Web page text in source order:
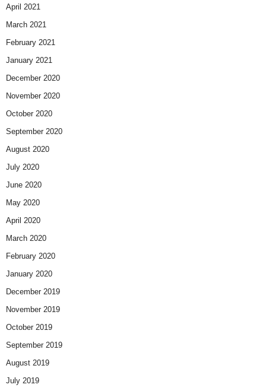
April 2021
March 2021
February 2021
January 2021
December 2020
November 2020
October 2020
September 2020
August 2020
July 2020
June 2020
May 2020
April 2020
March 2020
February 2020
January 2020
December 2019
November 2019
October 2019
September 2019
August 2019
July 2019